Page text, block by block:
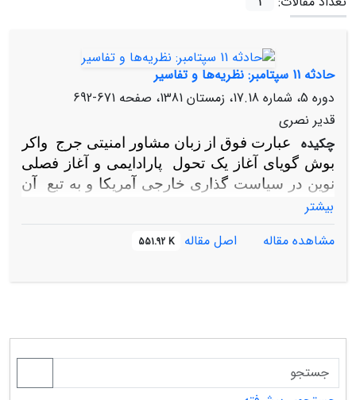
حادثه‌ 11 سپتامبر: نظریه‌ها و تفاسیر
دوره 5، شماره 17.18، زمستان 1381، صفحه
671-692
قدیر نصری‌
چکیده
عبارت‌ فوق‌ از زبان‌ مشاور امنیتی‌ جرج‌ واکر
بوش‌ گویای‌ آغاز یک‌ تحول‌ پارادایمی‌ و آغاز فصلی‌
نوین‌ در سیاست گذاری‌ خارجی‌ آمریکا و به‌ تبع‌ آن‌
نظام‌ بین‌الملل‌ است‌.
عنوان‌ «یکی‌ از بزرگترین‌ زلزله‌ها» محدود به‌ آمریکا
نبود، بنا به‌ تعبیری‌ دیگر، حادثه‌11 سپتامبر برای‌ اولین‌
نمود « فروپاشی‌ عقلانیت‌ عصر
دادند،برداشت‌ برخی‌ اندیشمندان‌ از این‌ حادثه‌، در
قالب‌ «نظریه‌ بلا گردان‌» عنوان‌ شد که‌ مانع‌ تبدیل‌
بیشتر
مشاهده مقاله
اصل مقاله 551.92 K